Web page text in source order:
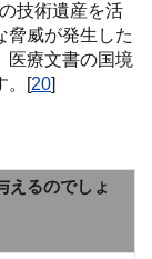
技術遺産を活
脅威が発生した
医療文書の国境
。[20]
えるのでしょ